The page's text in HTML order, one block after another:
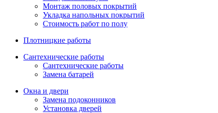
Монтаж половых покрытий
Укладка напольных покрытий
Стоимость работ по полу
Плотницкие работы
Сантехнические работы
Сантехнические работы
Замена батарей
Окна и двери
Замена подоконников
Установка дверей